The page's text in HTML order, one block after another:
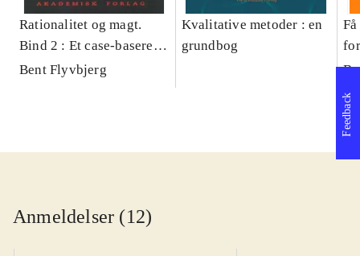
Rationalitet og magt.
Bind 2 : Et case-baseret
studie af planlægning,
Bent Flyvbjerg
Kvalitative metoder : en
grundbog
Anmeldelser (12)
Feedback